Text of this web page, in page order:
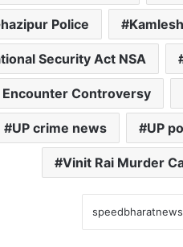
Police
Security Act NSA
Encounter Controversy
UP crime news UP
Vinit Rai Murder